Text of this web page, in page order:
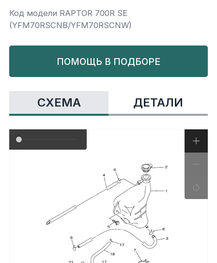
Yamaha
Салонные фильтры
Корпус,пластик
Ремни безопасности
Сиденья
Склизы, гусеницы, коньки
Снегоотвалы
Сумки, кофры
Топливная система
Kawasaki
Код модели RAPTOR 700R SE
(YFM70RSCNB/YFM70RSCNW)
ПОМОЩЬ В ПОДБОРЕ
СХЕМА ДЕТАЛИ